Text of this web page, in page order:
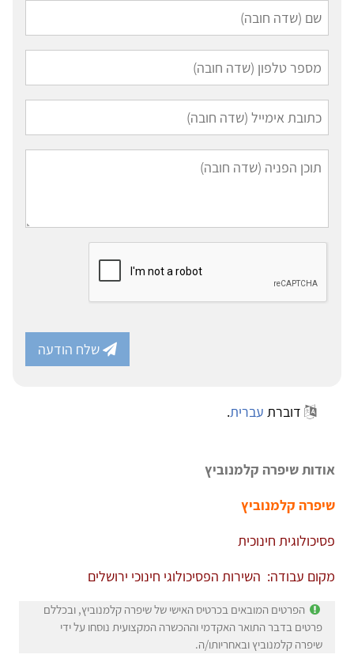
שלח הודעה
דוברת עברית.
אודות שיפרה קלמנוביץ
שיפרה קלמנוביץ
פסיכולוגית חינוכית
מקום עבודה: השירות הפסיכולוגי חינוכי ירושלים
הפרטים המובאים בכרטיס האישי של שיפרה קלמנוביץ, ובכללם
פרטים בדבר התואר האקדמי וההכשרה המקצועית נוסחו על ידי
שיפרה קלמנוביץ ובאחריותו/ה.